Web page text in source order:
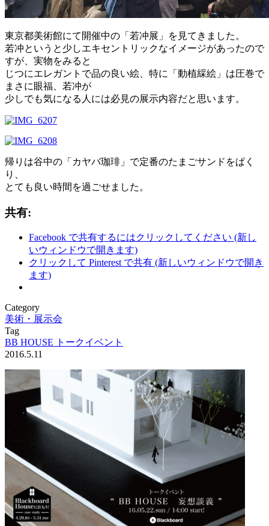
東京都美術館にて開催中の「若冲展」を見てきました。
若冲というと少しエキセントリックなイメージがあったので
すが、実物をみると
じつにエレガントで品の良い絵、特に「動植綵絵」は圧巻で
まさに眼福、若冲が
少しでも気になる人には必見の展示内容だと思います。
帰りは谷中の「カヤバ珈琲」で定番のたまごサンドをぱく
り、
とても良い時間を過ごせました。
共有:
Facebook で共有するにはクリックしてください (新し
いウィンドウで開きます)
クリックして Pinterest で共有 (新しいウィンドウで開き
ます)
Category
美術・展示会
Tag
BB HOUSE トークイベント
2016.5.11